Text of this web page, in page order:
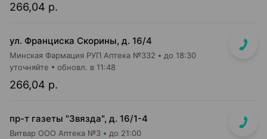
266,04 р.
ул. Франциска Скорины, д. 16/4
Минская Фармация РУП Аптека №332 до 18:30
266,04 р.
уточняйте обновл. в 11:48
пр-т газеты "Звязда", д. 16/1-4
Витвар ООО Аптека №3 до 21:00